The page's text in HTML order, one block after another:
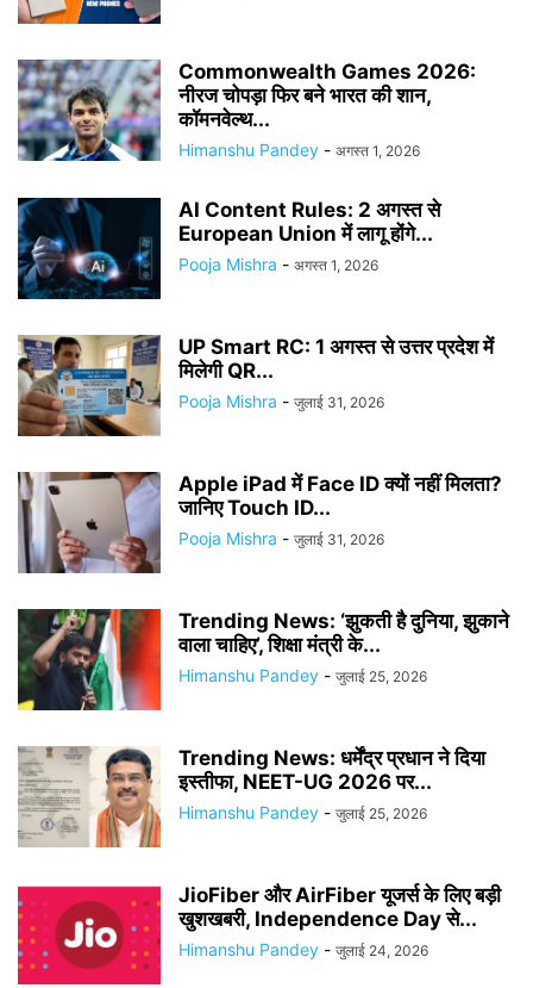
Commonwealth Games 2026:
नीरज चोपड़ा फिर बने भारत की शान,
कॉमनवेल्थ...
Himanshu Pandey - अगस्त 1, 2026
AI Content Rules: 2 अगस्त से
European Union में लागू होंगे...
Pooja Mishra - अगस्त 1, 2026
UP Smart RC: 1 अगस्त से उत्तर प्रदेश में
मिलेगी QR...
Pooja Mishra - जुलाई 31, 2026
Apple iPad में Face ID क्यों नहीं मिलता?
जानिए Touch ID...
Pooja Mishra - जुलाई 31, 2026
Trending News: ‘झुकती है दुनिया, झुकाने
वाला चाहिए’, शिक्षा मंत्री के...
Himanshu Pandey - जुलाई 25, 2026
Trending News: धर्मेंद्र प्रधान ने दिया
इस्तीफा, NEET-UG 2026 पर...
Himanshu Pandey - जुलाई 25, 2026
JioFiber और AirFiber यूजर्स के लिए बड़ी
खुशखबरी, Independence Day से...
Himanshu Pandey - जुलाई 24, 2026